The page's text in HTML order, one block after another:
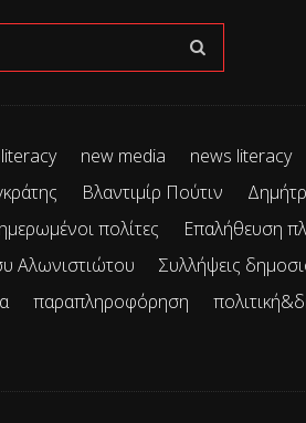
new media news literacy
Βλαντιμίρ Πούτιν
πολίτες Επαλήθευση
Αλωνιστιώτου Συλλήψεις
παραπληροφόρηση